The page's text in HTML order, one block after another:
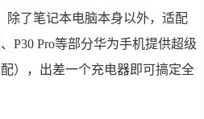
除了笔记本电脑本身以外，适配
P30 Pro等部分华为手机提供超级
），出差一个充电器即可搞定全